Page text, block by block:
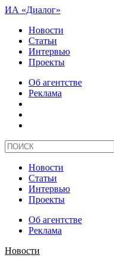
ИА «Диалог»
Новости
Статьи
Интервью
Проекты
Об агентстве
Реклама
Новости
Статьи
Интервью
Проекты
Об агентстве
Реклама
Новости